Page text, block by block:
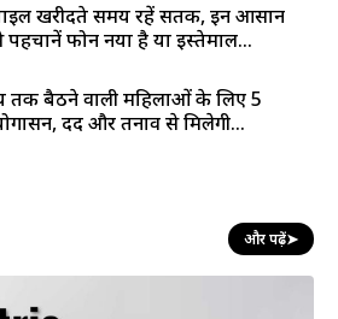
खरीदते समय रहें सतर्क, इन आसान
पहचानें फोन नया है या इस्तेमाल...
बैठने वाली महिलाओं के लिए 5
दर्द और तनाव से मिलेगी...
और पढ़ें➤